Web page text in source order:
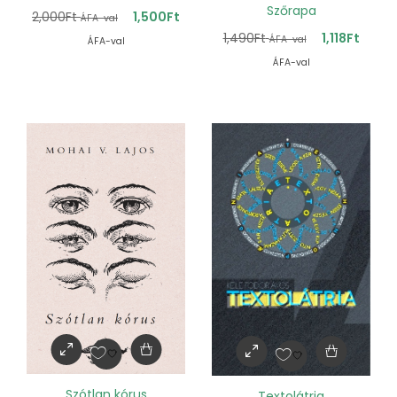
2,000Ft ÁFA-val 1,500Ft
ÁFA-val
Szőrapa
1,490Ft ÁFA-val 1,118Ft
ÁFA-val